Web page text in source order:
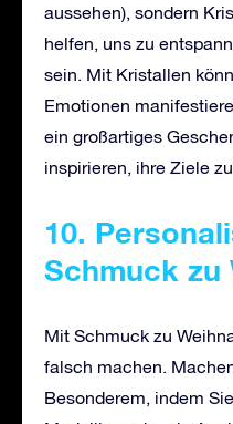
aussehen), sondern
helfen, uns zu
sein. Mit Kristallen
Emotionen
ein großartiges
inspirieren, ihre Ziele
10.
Schmuck zu
Mit Schmuck zu
falsch machen.
Besonderem, indem